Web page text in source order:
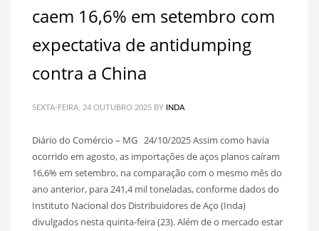
caem 16,6% em setembro com
expectativa de antidumping
contra a China
SEXTA-FEIRA, 24 OUTUBRO 2025 BY INDA
Diário do Comércio – MG 24/10/2025 Assim como havia
ocorrido em agosto, as importações de aços planos caíram
16,6% em setembro, na comparação com o mesmo mês do
ano anterior, para 241,4 mil toneladas, conforme dados do
Instituto Nacional dos Distribuidores de Aço (Inda)
divulgados nesta quinta-feira (23). Além de o mercado estar